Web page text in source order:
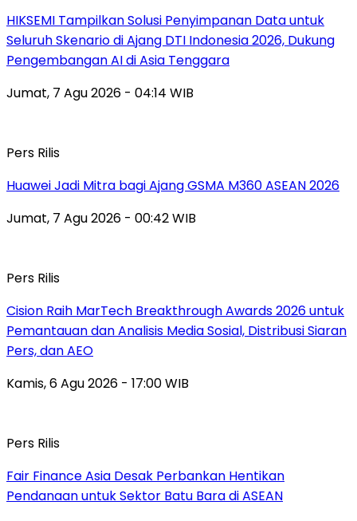
HIKSEMI Tampilkan Solusi Penyimpanan Data untuk
Seluruh Skenario di Ajang DTI Indonesia 2026, Dukung
Pengembangan AI di Asia Tenggara
Jumat, 7 Agu 2026 - 04:14 WIB
Pers Rilis
Huawei Jadi Mitra bagi Ajang GSMA M360 ASEAN 2026
Jumat, 7 Agu 2026 - 00:42 WIB
Pers Rilis
Cision Raih MarTech Breakthrough Awards 2026 untuk
Pemantauan dan Analisis Media Sosial, Distribusi Siaran
Pers, dan AEO
Kamis, 6 Agu 2026 - 17:00 WIB
Pers Rilis
Fair Finance Asia Desak Perbankan Hentikan
Pendanaan untuk Sektor Batu Bara di ASEAN